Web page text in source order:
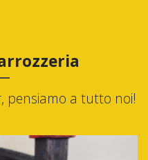
pensiamo a tutto noi!